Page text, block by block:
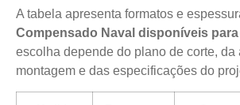
A tabela apresenta formatos e
Compensado Naval disponíveis
escolha depende do plano de corte, da
montagem e das especificações do